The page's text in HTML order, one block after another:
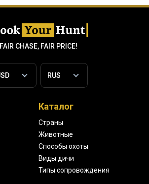
FAIR CHASE, FAIR PRICE!
Каталог
Страны
Животные
Способы охоты
Виды дичи
Типы сопровождения